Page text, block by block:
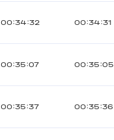
00:34:32 00:34:31
00:35:07 00:35:05
00:35:37 00:35:36